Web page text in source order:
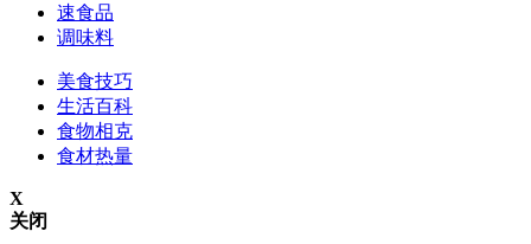
速食品
调味料
美食技巧
生活百科
食物相克
食材热量
X
关闭